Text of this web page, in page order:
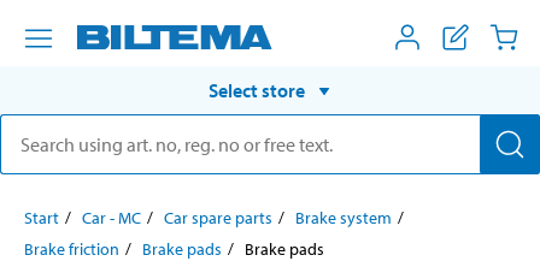
Select store
Start Car - MC Car spare parts
Brake system
Brake friction
Brake pads Brake pads